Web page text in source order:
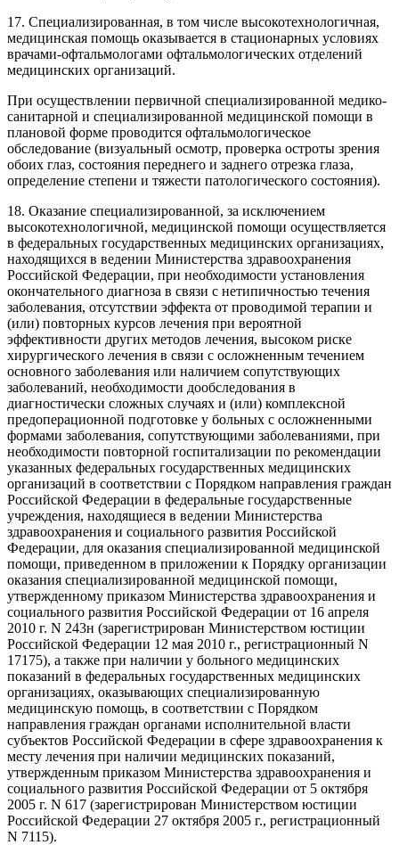
17. Специализированная, в том числе высокотехнологичная,
медицинская помощь оказывается в стационарных условиях
врачами-офтальмологами офтальмологических отделений
медицинских организаций.
При осуществлении первичной специализированной медико-
санитарной и специализированной медицинской помощи в
плановой форме проводится офтальмологическое
обследование (визуальный осмотр, проверка остроты зрения
обоих глаз, состояния переднего и заднего отрезка глаза,
определение степени и тяжести патологического состояния).
18. Оказание специализированной, за исключением
высокотехнологичной, медицинской помощи осуществляется
в федеральных государственных медицинских организациях,
находящихся в ведении Министерства здравоохранения
Российской Федерации, при необходимости установления
окончательного диагноза в связи с нетипичностью течения
заболевания, отсутствии эффекта от проводимой терапии и
(или) повторных курсов лечения при вероятной
эффективности других методов лечения, высоком риске
хирургического лечения в связи с осложненным течением
основного заболевания или наличием сопутствующих
заболеваний, необходимости дообследования в
диагностически сложных случаях и (или) комплексной
предоперационной подготовке у больных с осложненными
формами заболевания, сопутствующими заболеваниями, при
необходимости повторной госпитализации по рекомендации
указанных федеральных государственных медицинских
организаций в соответствии с Порядком направления граждан
Российской Федерации в федеральные государственные
учреждения, находящиеся в ведении Министерства
здравоохранения и социального развития Российской
Федерации, для оказания специализированной медицинской
помощи, приведенном в приложении к Порядку организации
оказания специализированной медицинской помощи,
утвержденному приказом Министерства здравоохранения и
социального развития Российской Федерации от 16 апреля
2010 г. N 243н (зарегистрирован Министерством юстиции
Российской Федерации 12 мая 2010 г., регистрационный N
17175), а также при наличии у больного медицинских
показаний в федеральных государственных медицинских
организациях, оказывающих специализированную
медицинскую помощь, в соответствии с Порядком
направления граждан органами исполнительной власти
субъектов Российской Федерации в сфере здравоохранения к
месту лечения при наличии медицинских показаний,
утвержденным приказом Министерства здравоохранения и
социального развития Российской Федерации от 5 октября
2005 г. N 617 (зарегистрирован Министерством юстиции
Российской Федерации 27 октября 2005 г., регистрационный
N 7115).